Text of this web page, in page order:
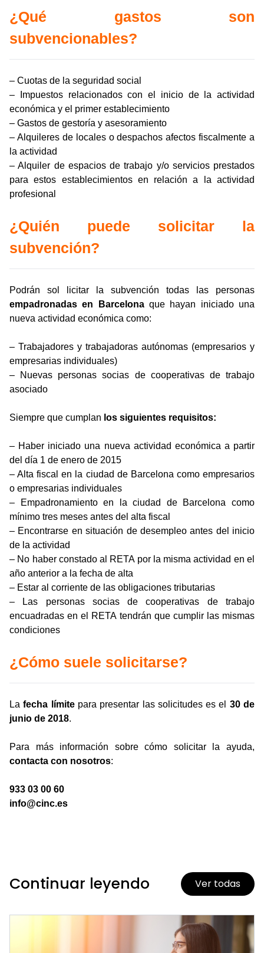
¿Qué gastos son
subvencionables?
– Cuotas de la seguridad social
– Impuestos relacionados con el inicio de la actividad
económica y el primer establecimiento
– Gastos de gestoría y asesoramiento
– Alquileres de locales o despachos afectos fiscalmente a
la actividad
– Alquiler de espacios de trabajo y/o servicios prestados
para estos establecimientos en relación a la actividad
profesional
¿Quién puede solicitar la
subvención?
Podrán sol licitar la subvención todas las personas
empadronadas en Barcelona que hayan iniciado una
nueva actividad económica como:
– Trabajadores y trabajadoras autónomas (empresarios y
empresarias individuales)
– Nuevas personas socias de cooperativas de trabajo
asociado
Siempre que cumplan los siguientes requisitos:
– Haber iniciado una nueva actividad económica a partir
del día 1 de enero de 2015
– Alta fiscal en la ciudad de Barcelona como empresarios
o empresarias individuales
– Empadronamiento en la ciudad de Barcelona como
mínimo tres meses antes del alta fiscal
– Encontrarse en situación de desempleo antes del inicio
de la actividad
– No haber constado al RETA por la misma actividad en el
año anterior a la fecha de alta
– Estar al corriente de las obligaciones tributarias
– Las personas socias de cooperativas de trabajo
encuadradas en el RETA tendrán que cumplir las mismas
condiciones
¿Cómo suele solicitarse?
Lafecha límitepara presentar las solicitudes es el 30 de
junio de 2018.
Para más información sobre cómo solicitar la ayuda,
contacta con nosotros:
933 03 00 60
info@cinc.es
Continuar leyendo Ver todas